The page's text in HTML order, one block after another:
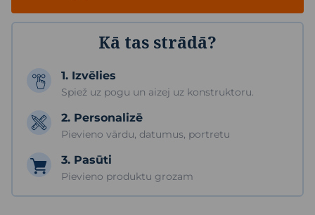
Kā tas strādā?
1. Izvēlies
Spiež uz pogu un aizej uz konstruktoru.
2. Personalizē
Pievieno vārdu, datumus, portretu
3. Pasūti
Pievieno produktu grozam